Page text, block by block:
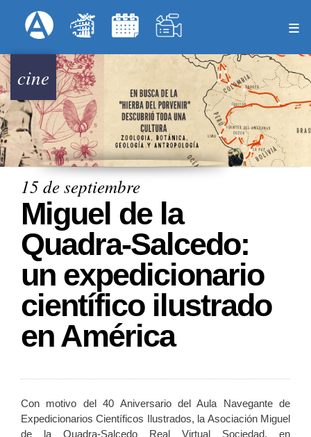
al
principal
Menú Superior
cine
15 de septiembre
Miguel de la
Quadra-Salcedo:
un expedicionario
científico ilustrado
en América
Con motivo del 40 Aniversario del Aula Navegante de
Expedicionarios Científicos Ilustrados, la Asociación Miguel
de la Quadra-Salcedo Real Virtual Sociedad, en